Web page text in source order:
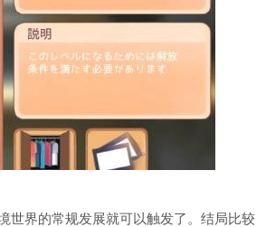
世界的常规发展就可以触发了。结局比较